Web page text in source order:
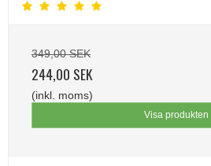
349,00 SEK
244,00 SEK
(inkl. moms)
Visa produkten